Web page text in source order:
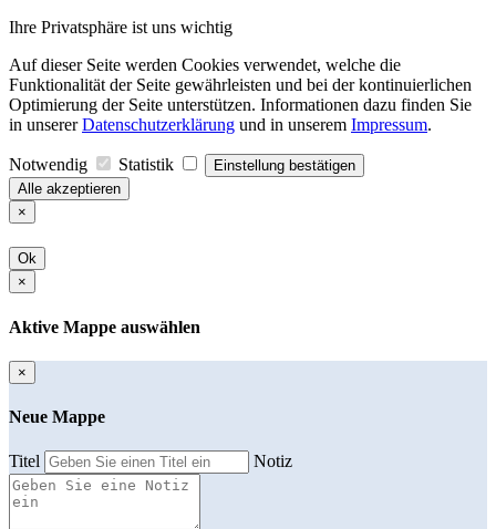
Ihre Privatsphäre ist uns wichtig
Auf dieser Seite werden Cookies verwendet, welche die
Funktionalität der Seite gewährleisten und bei der kontinuierlichen
Optimierung der Seite unterstützen. Informationen dazu finden Sie
in unsererDatenschutzerklärung und in unserem Impressum.
Notwendig Statistik
Einstellung bestätigen
Alle akzeptieren
×
Ok
×
Aktive Mappe auswählen
×
Neue Mappe
Titel Notiz